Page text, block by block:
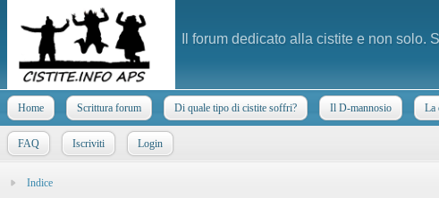
Il forum dedicato alla cistite e non solo.
Home Scrittura forum Di quale tipo di cistite soffri? Il D-mannosio La
FAQ Iscriviti Login
Indice